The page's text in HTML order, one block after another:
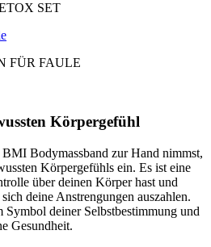
SET
FÜR FAULE
Körpergefühl
Bodymassband zur Hand nimmst,
Körpergefühls ein. Es ist eine
über deinen Körper hast und
deine Anstrengungen auszahlen.
deiner Selbstbestimmung und
Gesundheit.